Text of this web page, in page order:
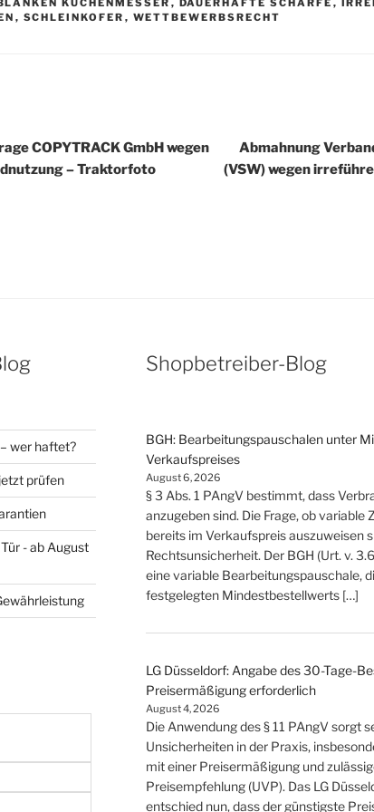
, SCHLEINKOFER , WETTBEWERBSRECHT
COPYTRACK GmbH wegen
– Traktorfoto
Abmahnung
(VSW) wegen
wer haftet?
prüfen
- ab August
Shopbetreiber-Blog
BGH: Bearbeitungspauschalen unter
Verkaufspreises
August 6, 2026
§ 3 Abs. 1 PAngV bestimmt, dass
anzugeben sind. Die Frage, ob
bereits im Verkaufspreis auszuweisen
Rechtsunsicherheit. Der BGH (Urt. v.
eine variable Bearbeitungspauschale,
festgelegten Mindestbestellwerts […]
LG Düsseldorf: Angabe des 30-Tage-
Preisermäßigung erforderlich
August 4, 2026
Die Anwendung des § 11 PAngV
Unsicherheiten in der Praxis,
mit einer Preisermäßigung und
Preisempfehlung (UVP). Das LG
entschied nun, dass der günstigste